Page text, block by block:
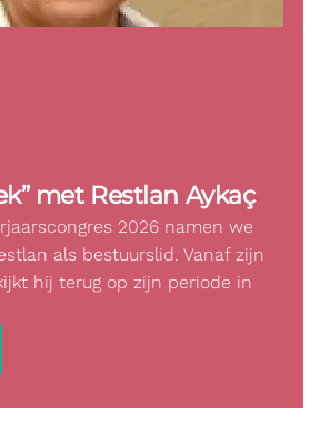
met Restlan Aykaç
2026 namen we
als bestuurslid. Vanaf zijn
hij terug op zijn periode in